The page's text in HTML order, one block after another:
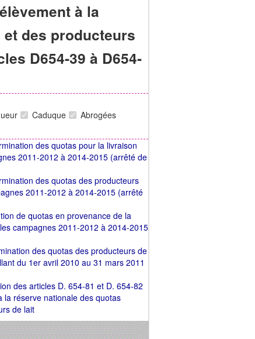
à la
des producteurs
D654-39 à D654-
Caduque
Abrogées
des quotas pour la livraison
2011-2012 à 2014-2015 (arrêté de
des quotas des producteurs
2011-2012 à 2014-2015 (arrêté
de quotas en provenance de la
campagnes 2011-2012 à 2014-2015
des quotas des producteurs de
du 1er avril 2010 au 31 mars 2011
des articles D. 654-81 et D. 654-82
réserve nationale des quotas
de lait